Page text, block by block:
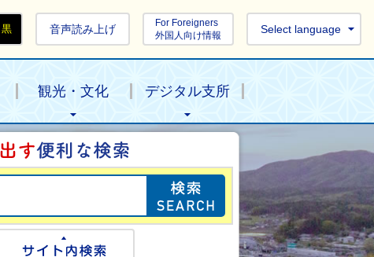
黒 音声読み上げ
For Foreigners
外国人向け情報
Select language
観光・文化 デジタル支所
目的の情報を探
Google検索